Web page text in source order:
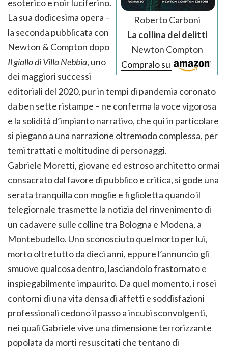
Roberto Carboni
La collina dei delitti
Newton Compton
Compralo su
esoterico e noir luciferino.
La sua dodicesima opera –
la seconda pubblicata con
Newton & Compton dopo
Il giallo di Villa Nebbia, uno
dei maggiori successi
editoriali del 2020, pur in tempi di pandemia coronato
da ben sette ristampe – ne conferma la voce vigorosa
e la solidità d’impianto narrativo, che qui in particolare
si piegano a una narrazione oltremodo complessa, per
temi trattati e moltitudine di personaggi.
Gabriele Moretti, giovane ed estroso architetto ormai
consacrato dal favore di pubblico e critica, si gode una
serata tranquilla con moglie e figlioletta quando il
telegiornale trasmette la notizia del rinvenimento di
un cadavere sulle colline tra Bologna e Modena, a
Montebudello. Uno sconosciuto quel morto per lui,
morto oltretutto da dieci anni, eppure l’annuncio gli
smuove qualcosa dentro, lasciandolo frastornato e
inspiegabilmente impaurito. Da quel momento, i rosei
contorni di una vita densa di affetti e soddisfazioni
professionali cedono il passo a incubi sconvolgenti,
nei quali Gabriele vive una dimensione terrorizzante
popolata da morti resuscitati che tentano di